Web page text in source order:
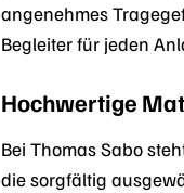
angenehmes
Begleiter für jeden
Hochwertige
Bei Thomas Sabo
die sorgfältig